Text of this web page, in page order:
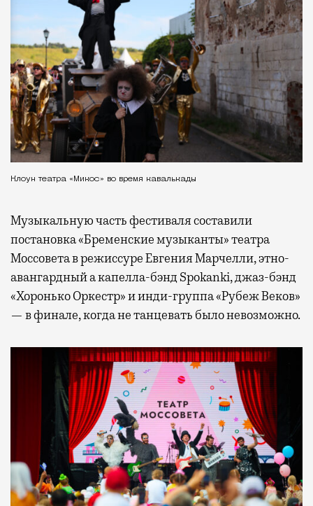
Клоун театра «Микос» во время кавалькады
Музыкальную часть фестиваля составили
постановка «Бременские музыканты» театра
Моссовета в режиссуре Евгения Марчелли, этно-
авангардный а капелла-бэнд Spokanki, джаз-бэнд
«Хоронько Оркестр» и инди-группа «Рубеж Веков»
— в финале, когда не танцевать было невозможно.